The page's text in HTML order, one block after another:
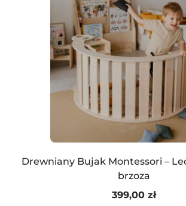
Drewniany Bujak Montessori –
brzoza
399,00 zł